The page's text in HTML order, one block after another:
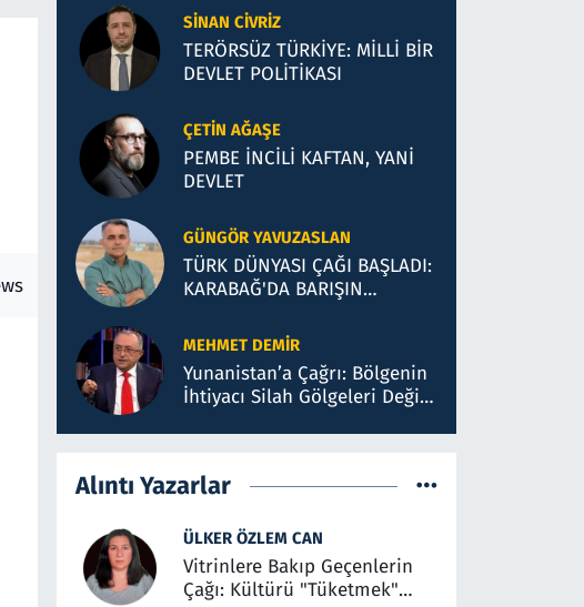
BENZİYOR?
SINAN CIVRIZ
TERÖRSÜZ TÜRKİYE: MİLLİ BİR
DEVLET POLİTİKASI
ÇETIN AĞAŞE
PEMBE İNCİLİ KAFTAN, YANİ
DEVLET
GÜNGÖR YAVUZASLAN
TÜRK DÜNYASI ÇAĞI BAŞLADI:
KARABAĞ'DA BARIŞIN
TEMASLARI
MEHMET DEMIR
Yunanistan’a Çağrı: Bölgenin
İhtiyacı Silah Gölgeleri Değil,
Alıntı Yazarlar
ÜLKER ÖZLEM CAN
Vitrinlere Bakıp Geçenlerin
Çağı: Kültürü "Tüketmek"